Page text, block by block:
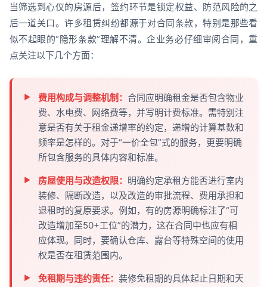
当筛选到心仪的房源后，签约环节是锁定权益、防范风险的之
后一道关口。许多租赁纠纷都源于对合同条款，特别是那些看
似不起眼的“隐形条款”理解不清。企业务必仔细审阅合同，重
点关注以下几个方面：
费用构成与调整机制： 合同应明确租金是否包含物业
费、水电费、网络费等，并写明计费标准。需特别注
意是否有关于租金递增率的约定，递增的计算基数和
频率是怎样的。对于“一价全包”式的服务，更要明确
所包含服务的具体内容和标准。
房屋使用与改造权限： 明确约定承租方能否进行室内
装修、隔断改造，以及改造的审批流程、费用承担和
退租时的复原要求。例如，有的房源明确标注了“可
改造增加至50+工位”的潜力，这在合同中也应有相
应体现。同时，要确认仓库、露台等特殊空间的使用
权是否在租赁范围内。
免租期与违约责任： 装修免租期的具体起止日期和天